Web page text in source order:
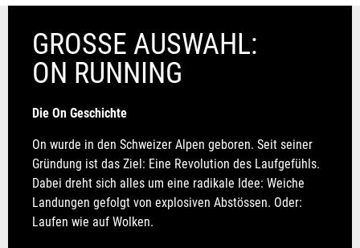
GROSSE AUSWAHL:
ON RUNNING
Die On Geschichte
On wurde in den Schweizer Alpen geboren. Seit seiner
Gründung ist das Ziel: Eine Revolution des Laufgefühls.
Dabei dreht sich alles um eine radikale Idee: Weiche
Landungen gefolgt von explosiven Abstössen. Oder:
Laufen wie auf Wolken.